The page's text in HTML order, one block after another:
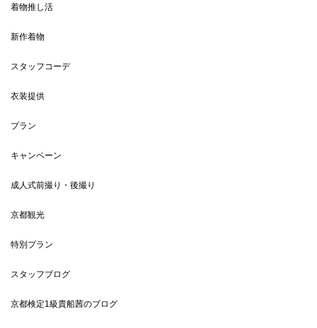
着物推し活
新作着物
スタッフコーデ
衣装提供
プラン
キャンペーン
成人式前撮り・後撮り
京都観光
特別プラン
スタッフブログ
京都検定1級貴船茜のブログ